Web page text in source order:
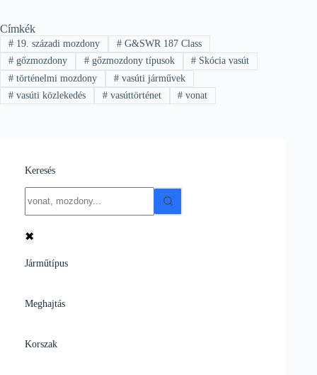
Címkék
#19. századi mozdony #G&SWR 187 Class
#gőzmozdony #gőzmozdony típusok # Skócia vasút
#történelmi mozdony #vasúti járművek
#vasúti közlekedés #vasúttörténet # vonat
Keresés
results
✖
Járműtípus
Meghajtás
Korszak